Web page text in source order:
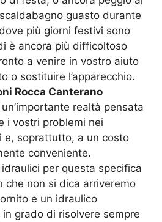
guasto durante
più giorni festivi sono
è ancora più difficoltoso
a venire in vostro aiuto
o sostituire l’apparecchio.
Rocca Canterano
realtà pensata
i vostri problemi nei
e, soprattutto, a un costo
conveniente.
per questa specifica
che non si dica arriveremo
e un idraulico
grado di risolvere sempre